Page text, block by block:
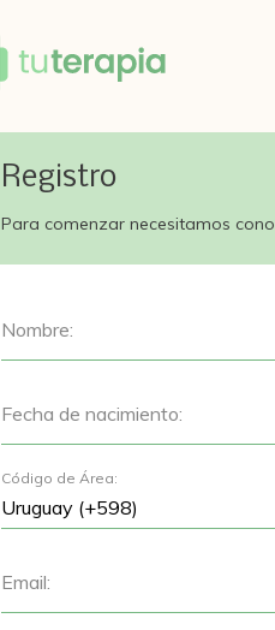
Registro
Para comenzar necesitamos
Nombre:
Fecha de nacimiento:
Código de Área:
Email: